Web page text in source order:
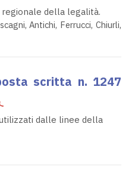
della legalità.
Antichi, Ferrucci, Chiurli,
scritta n. 1247
dalle linee della